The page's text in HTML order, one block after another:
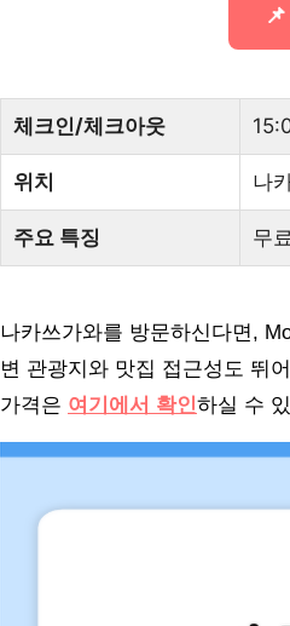
체크인/체크아웃
위치 나
주요 특징 무
나카쓰가와를 방문하신다면,
변 관광지와 맛집 접근성도 뛰
가격은 여기에서 확인하실 수